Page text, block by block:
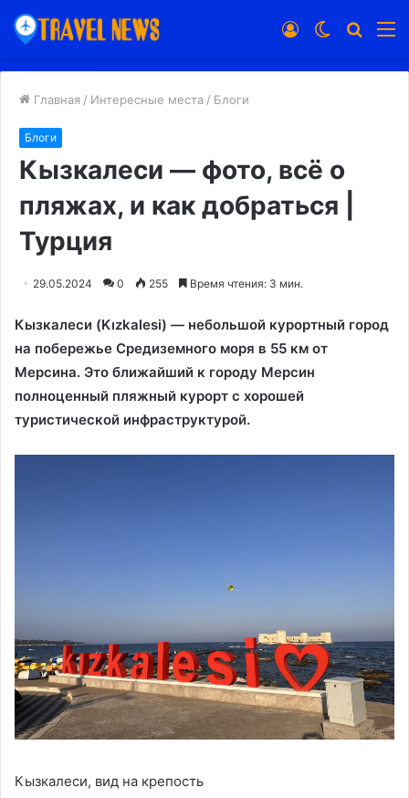
Switch
Войти
Главная / Интересные места / Блоги
Блоги
Кызкалеси — фото, всё о
пляжах, и как добраться |
Турция
29.05.2024 0 255 Время чтения: 3 мин.
Кызкалеси (Kızkalesi) — небольшой курортный город
на побережье Средиземного моря в 55 км от
Мерсина. Это ближайший к городу Мерсин
полноценный пляжный курорт с хорошей
туристической инфраструктурой.
Кызкалеси, вид на крепость